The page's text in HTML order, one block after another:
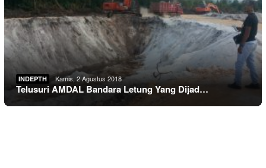
INDEPTH Kamis, 2 Agustus 2018
Telusuri AMDAL Bandara Letung Yang Dijad…